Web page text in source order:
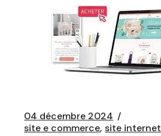
04 décembre 2024
site e commerce site internet